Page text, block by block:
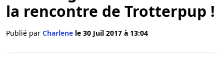
la rencontre de Trotterpup !
Publié par Charlene le 30 Juil 2017 à 13:04